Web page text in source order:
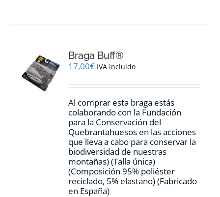
Braga Buff®
17,00€ IVA incluido
Al comprar esta braga estás
colaborando con la Fundación
para la Conservación del
Quebrantahuesos en las acciones
que lleva a cabo para conservar la
biodiversidad de nuestras
montañas) (Talla única)
(Composición 95% poliéster
reciclado, 5% elastano) (Fabricado
en España)